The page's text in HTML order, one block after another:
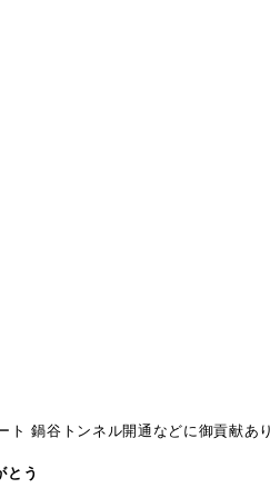
鍋谷トンネル開通などに御貢献あ
とう